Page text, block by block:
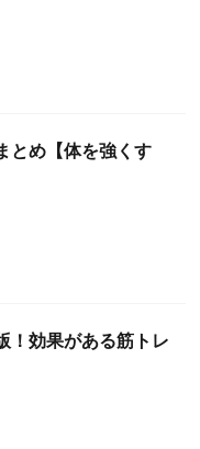
とめ【体を強くす
！効果がある筋トレ